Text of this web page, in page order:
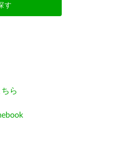
す
ら